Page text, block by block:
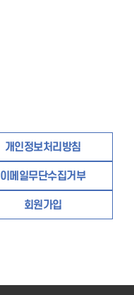
개인정보처리방침
이메일무단수집거부
회원가입